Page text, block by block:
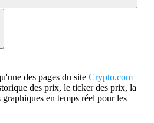
des pages du site Crypto.com
des prix, le ticker des prix, la
en temps réel pour les